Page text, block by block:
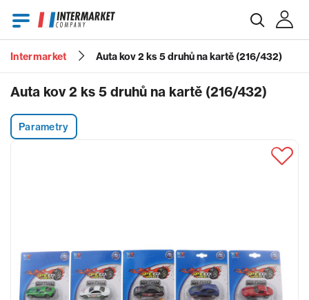
Heslo
Intermarket Auta kov 2 ks 5 druhů na kartě (216/432)
Auta kov 2 ks 5 druhů na kartě (216/432)
Parametry